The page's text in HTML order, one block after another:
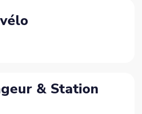
& Station